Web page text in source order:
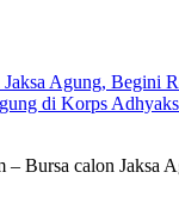
Agung, Begini
di Korps
– Bursa calon Jaksa